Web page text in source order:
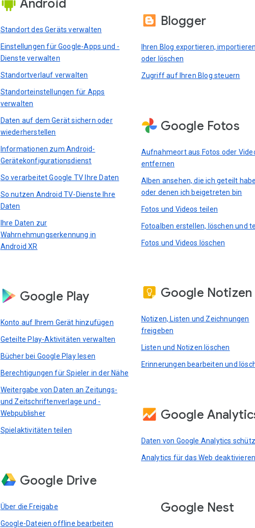
Android
Standort des Geräts verwalten
Einstellungen für Google-Apps und -
Dienste verwalten
Standortverlauf verwalten
Standorteinstellungen für Apps
verwalten
Daten auf dem Gerät sichern oder
wiederherstellen
Informationen zum Android-
Gerätekonfigurationsdienst
So verarbeitet Google TV Ihre Daten
So nutzen Android TV-Dienste Ihre
Daten
Ihre Daten zur
Wahrnehmungserkennung in
Android XR
Google Play
Konto auf Ihrem Gerät hinzufügen
Geteilte Play-Aktivitäten verwalten
Bücher bei Google Play lesen
Berechtigungen für Spieler in der Nähe
Weitergabe von Daten an Zeitungs-
und Zeitschriftenverlage und -
Webpublisher
Spielaktivitäten teilen
Google Drive
Über die Freigabe
Google-Dateien offline bearbeiten
Blogger
Ihren Blog exportieren, importieren
oder löschen
Zugriff auf Ihren Blog steuern
Google Fotos
Aufnahmeort aus Fotos oder
entfernen
Alben ansehen, die ich geteilt habe
oder denen ich beigetreten bin
Fotos und Videos teilen
Fotoalben erstellen, löschen und
Fotos und Videos löschen
Google Notizen
Notizen, Listen und Zeichnungen
freigeben
Listen und Notizen löschen
Erinnerungen bearbeiten und
Google
Daten von Google Analytics
Analytics für das Web deaktivieren
Google Nest